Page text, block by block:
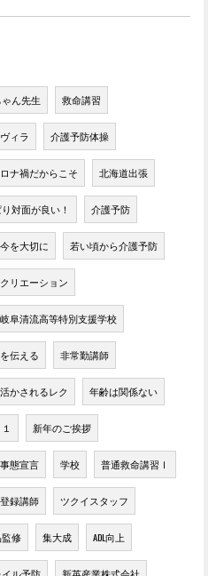
ん先生 救命講習
ィラ 介護予防体操
ナ禍だからこそ 北海道出張
対面が良い！ 介護予防
を大切に 若い頃から介護予防
リエーション
岐阜清流高等特別支援学校
伝える 非常勤講師
かされるレク 年齢は関係ない
新年のご挨拶
態宣言 学校 普通救命講習Ⅰ
登録講師 ツクイスタッフ
修 集大成 ADL向上